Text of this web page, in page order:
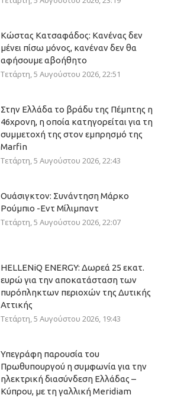
Κώστας Κατσαφάδος: Κανένας δεν
μένει πίσω μόνος, κανέναν δεν θα
αφήσουμε αβοήθητο
Τετάρτη, 5 Αυγούστου 2026, 22:51
Στην Ελλάδα το βράδυ της Πέμπτης η
46χρονη, η οποία κατηγορείται για τη
συμμετοχή της στον εμπρησμό της
Marfin
Τετάρτη, 5 Αυγούστου 2026, 22:43
Ουάσιγκτον: Συνάντηση Μάρκο
Ρούμπιο -Εντ Μίλιμπαντ
Τετάρτη, 5 Αυγούστου 2026, 22:07
HELLENiQ ENERGY: Δωρεά 25 εκατ.
ευρώ για την αποκατάσταση των
πυρόπληκτων περιοχών της Δυτικής
Αττικής
Τετάρτη, 5 Αυγούστου 2026, 19:43
Υπεγράφη παρουσία του
Πρωθυπουργού η συμφωνία για την
ηλεκτρική διασύνδεση Ελλάδας –
Κύπρου, με τη γαλλική Meridiam